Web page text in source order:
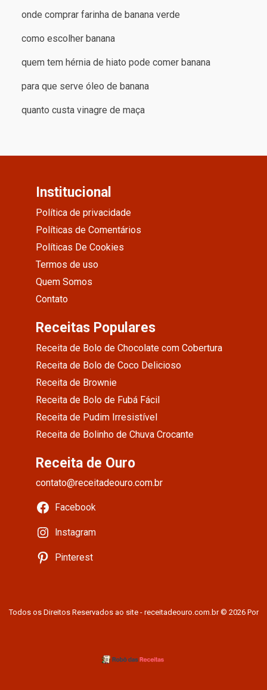
onde comprar farinha de banana verde
como escolher banana
quem tem hérnia de hiato pode comer banana
para que serve óleo de banana
quanto custa vinagre de maça
Institucional
Política de privacidade
Políticas de Comentários
Políticas De Cookies
Termos de uso
Quem Somos
Contato
Receitas Populares
Receita de Bolo de Chocolate com Cobertura
Receita de Bolo de Coco Delicioso
Receita de Brownie
Receita de Bolo de Fubá Fácil
Receita de Pudim Irresistível
Receita de Bolinho de Chuva Crocante
Receita de Ouro
contato@receitadeouro.com.br
Facebook
Instagram
Pinterest
Todos os Direitos Reservados ao site - receitadeouro.com.br © 2026 Por